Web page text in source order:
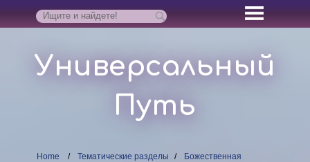
Универсальный
Путь
Home Тематические разделы
Божественная